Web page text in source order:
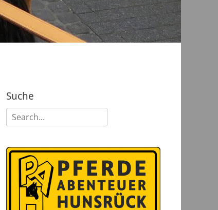
Suche
Suchen
nach: